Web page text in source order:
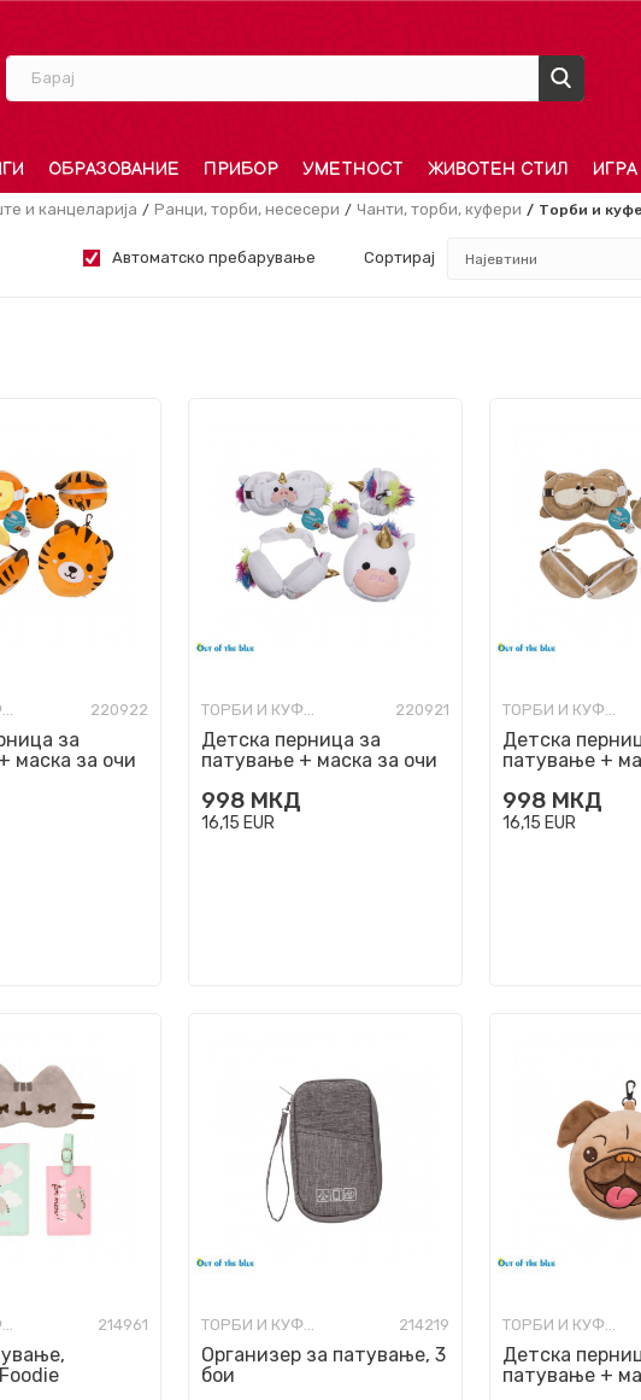
Барај
ОБРАЗОВАНИЕ ПРИБОР УМЕТНОСТ ЖИВОТЕН СТИЛ ИГРА
и канцеларија Ранци, торби, несесери Чанти, торби, куфери Торби и
Автоматско пребарување Сортирај
ТОРБИ И КУФЕРИ ЗА ПАТУВАЊЕ 220922
за
маска за очи
ТОРБИ И КУФЕРИ ЗА ПАТУВАЊЕ 220921
Детска перница за
патување + маска за очи
998 МКД
16,15 EUR
ТОРБИ И КУФЕРИ ЗА ПАТУВАЊЕ
Детска
патување +
998 МКД
16,15 EUR
ТОРБИ И КУФЕРИ ЗА ПАТУВАЊЕ 214961 ТОРБИ И КУФЕРИ ЗА ПАТУВАЊЕ 214219
Организер за патување, 3
бои
ТОРБИ И КУФЕРИ ЗА ПАТУВАЊЕ
Детска
патување +